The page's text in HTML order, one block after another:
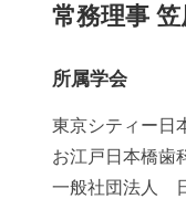
常務理事
所属学会
東京シティー日
お江戸日本橋
一般社団法人